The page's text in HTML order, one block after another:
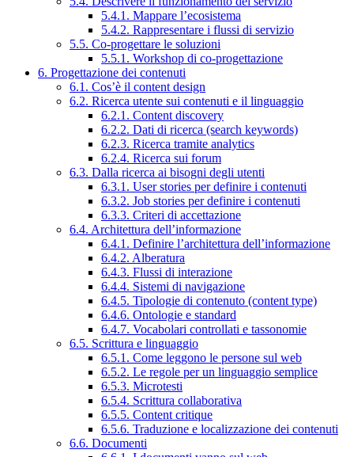
5.4.1. Mappare l’ecosistema
5.4.2. Rappresentare i flussi di servizio
5.5. Co-progettare le soluzioni
5.5.1. Workshop di co-progettazione
6. Progettazione dei contenuti
6.1. Cos’è il content design
6.2. Ricerca utente sui contenuti e il linguaggio
6.2.1. Content discovery
6.2.2. Dati di ricerca (search keywords)
6.2.3. Ricerca tramite analytics
6.2.4. Ricerca sui forum
6.3. Dalla ricerca ai bisogni degli utenti
6.3.1. User stories per definire i contenuti
6.3.2. Job stories per definire i contenuti
6.3.3. Criteri di accettazione
6.4. Architettura dell’informazione
6.4.1. Definire l’architettura dell’informazione
6.4.2. Alberatura
6.4.3. Flussi di interazione
6.4.4. Sistemi di navigazione
6.4.5. Tipologie di contenuto (content type)
6.4.6. Ontologie e standard
6.4.7. Vocabolari controllati e tassonomie
6.5. Scrittura e linguaggio
6.5.1. Come leggono le persone sul web
6.5.2. Le regole per un linguaggio semplice
6.5.3. Microtesti
6.5.4. Scrittura collaborativa
6.5.5. Content critique
6.5.6. Traduzione e localizzazione dei contenuti
6.6. Documenti